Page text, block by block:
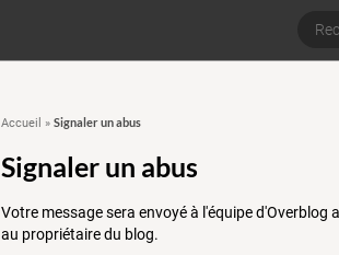
Accueil » Signaler un abus
Signaler un abus
Votre message sera envoyé à l'équipe
au propriétaire du blog.